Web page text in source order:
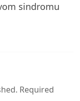
sindromu
Required